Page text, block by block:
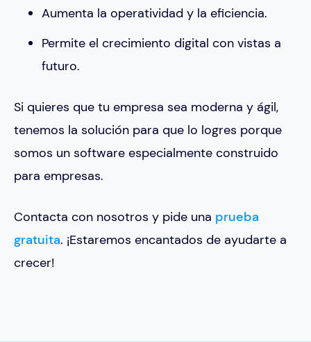
Aumenta la operatividad y la eficiencia.
Permite el crecimiento digital con vistas a
futuro.
Si quieres que tu empresa sea moderna y ágil,
tenemos la solución para que lo logres porque
somos un software especialmente construido
para empresas.
Contacta con nosotros y pide una prueba
gratuita. ¡Estaremos encantados de ayudarte a
crecer!